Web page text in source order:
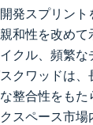
発スプリン
和性を改めて
クル、頻繁な
クワッドは、
整合性をもた
スペース市